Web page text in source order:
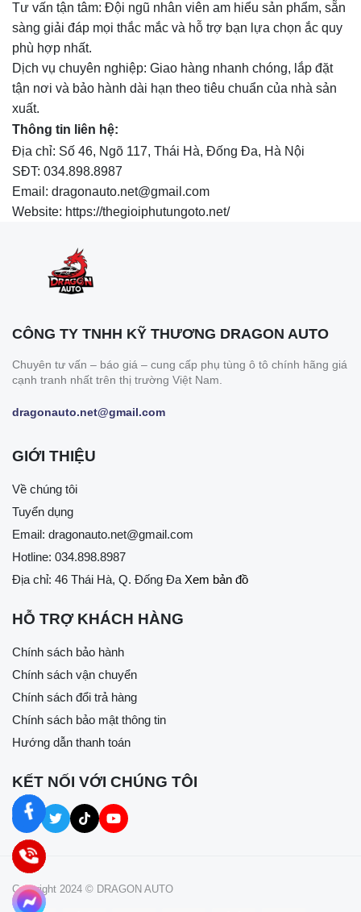
Tư vấn tận tâm: Đội ngũ nhân viên am hiểu sản phẩm, sẵn
sàng giải đáp mọi thắc mắc và hỗ trợ bạn lựa chọn ắc quy
phù hợp nhất.
Dịch vụ chuyên nghiệp: Giao hàng nhanh chóng, lắp đặt
tận nơi và bảo hành dài hạn theo tiêu chuẩn của nhà sản
xuất.
Thông tin liên hệ:
Địa chỉ: Số 46, Ngõ 117, Thái Hà, Đống Đa, Hà Nội
SĐT: 034.898.8987
Email: dragonauto.net@gmail.com
Website: https://thegioiphutungoto.net/
CÔNG TY TNHH KỸ THƯƠNG DRAGON AUTO
Chuyên tư vấn – báo giá – cung cấp phụ tùng ô tô chính hãng giá
cạnh tranh nhất trên thị trường Việt Nam.
dragonauto.net@gmail.com
GIỚI THIỆU
Về chúng tôi
Tuyển dụng
Email: dragonauto.net@gmail.com
Hotline: 034.898.8987
Địa chỉ: 46 Thái Hà, Q. Đống Đa Xem bản đồ
HỖ TRỢ KHÁCH HÀNG
Chính sách bảo hành
Chính sách vận chuyển
Chính sách đổi trả hàng
Chính sách bảo mật thông tin
Hướng dẫn thanh toán
KẾT NỐI VỚI CHÚNG TÔI
Copyright 2024 © DRAGON AUTO